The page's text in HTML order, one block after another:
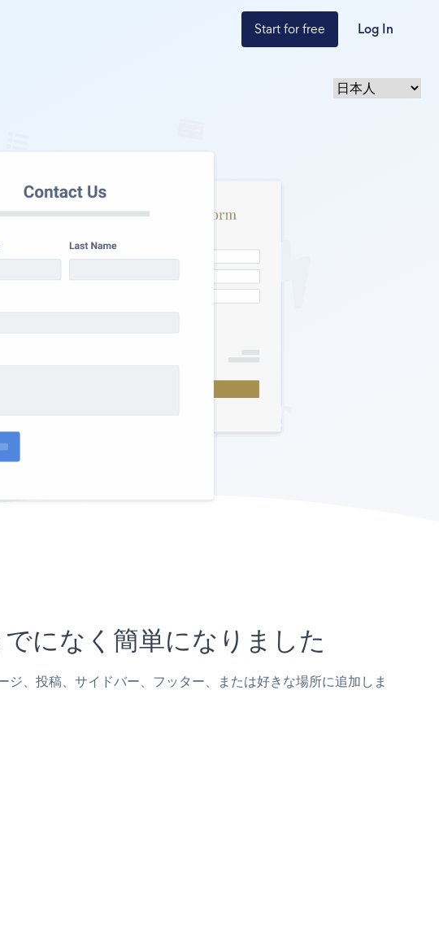
Start for free Log In
になく簡単になりました
、投稿、サイドバー、フッター、または好きな場所に追加しま